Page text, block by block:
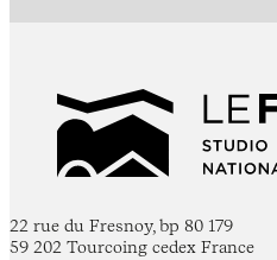
22 rue du Fresnoy, bp 80 179
59 202 Tourcoing cedex France